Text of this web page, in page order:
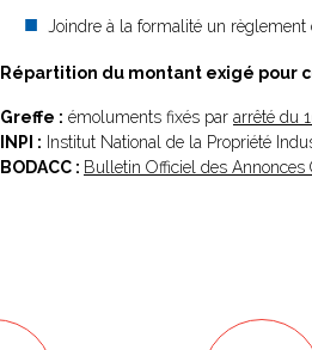
Joindre à la formalité un règlement
Répartition du montant exigé pour
Greffe : émoluments fixés par arrêté du
INPI : Institut National de la Propriété
BODACC : Bulletin Officiel des Annonces